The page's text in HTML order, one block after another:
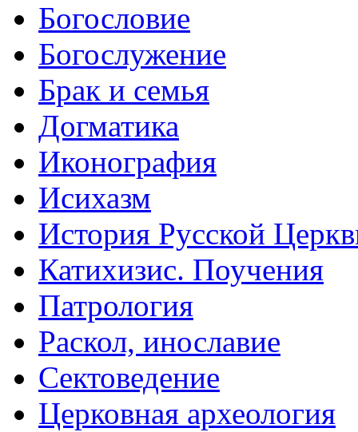
Богословие
Богослужение
Брак и семья
Догматика
Иконография
Исихазм
История Русской
Катихизис. Поучения
Патрология
Раскол, инославие
Сектоведение
Церковная археология